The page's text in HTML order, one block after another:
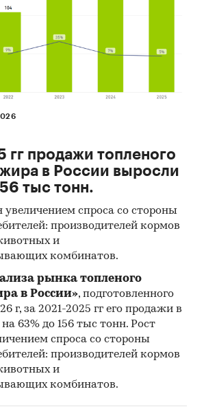
гг продажи топленого
в России выросли
тыс тонн.
увеличением спроса со стороны
производителей кормов
и
комбинатов.
рынка топленого
в России», подготовленного
г, за 2021-2025 гг его продажи в
63% до 156 тыс тонн. Рост
спроса со стороны
производителей кормов
и
комбинатов.